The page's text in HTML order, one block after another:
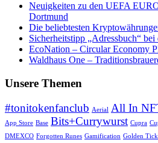
Neuigkeiten zu den UEFA
Dortmund
Die beliebtesten
Sicherheitstipp „Adressbuch“
EcoNation – Circular Economy
Waldhaus One –
Unsere Themen
#tonitokenfanclub Aerial All In
App Store Base Bits+Currywurst Cupra
DMEXCO Forgotten Runes Gamification Golden